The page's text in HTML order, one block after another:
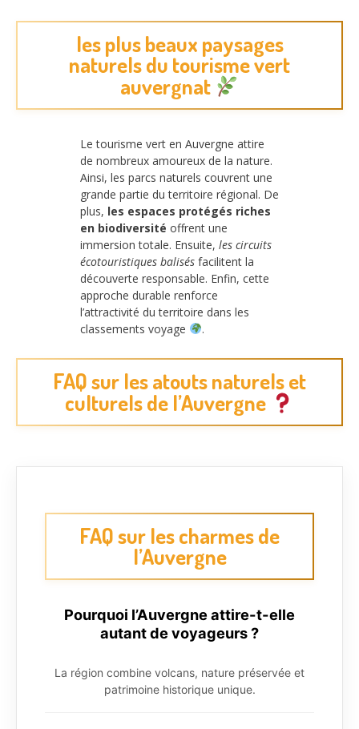
les plus beaux paysages
naturels du tourisme vert
auvergnat
Le tourisme vert en Auvergne attire
de nombreux amoureux de la nature.
Ainsi, les parcs naturels couvrent une
grande partie du territoire régional. De
plus, les espaces protégés riches
en biodiversité offrent une
immersion totale. Ensuite, les circuits
écotouristiques balisés facilitent la
découverte responsable. Enfin, cette
approche durable renforce
l’attractivité du territoire dans les
classements voyage
.
FAQ sur les atouts naturels et
culturels de l’Auvergne
FAQ sur les charmes de
l’Auvergne
Pourquoi l’Auvergne attire-t-elle
autant de voyageurs ?
La région combine volcans, nature préservée et
patrimoine historique unique.